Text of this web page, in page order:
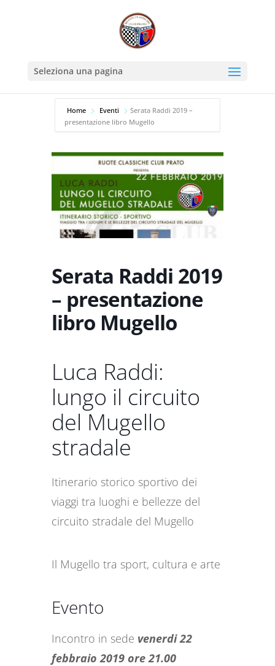
Seleziona una pagina
Home Eventi
Serata Raddi 2019 –
presentazione libro Mugello
Serata Raddi 2019
– presentazione
libro Mugello
Luca Raddi:
lungo il circuito
del Mugello
stradale
Itinerario storico sportivo dei
viaggi tra luoghi e bellezze del
circuito stradale del Mugello
Il Mugello tra sport, cultura e arte
Evento
Incontro in sede venerdi 22
febbraio 2019 ore 21.00